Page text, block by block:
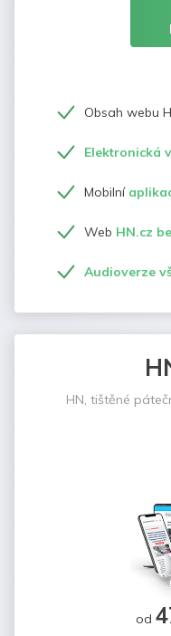
Obsah webu
Elektronická
Mobilní
Web HN.cz
Audioverze
HN, tištěné
od